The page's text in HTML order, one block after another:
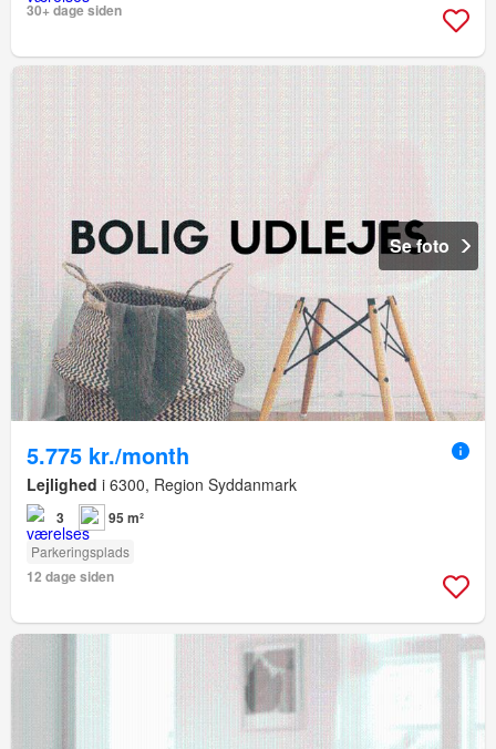
30+ dage siden
Se foto
5.775 kr./month
Lejlighed i 6300, Region Syddanmark
3 95 m²
Parkeringsplads
12 dage siden